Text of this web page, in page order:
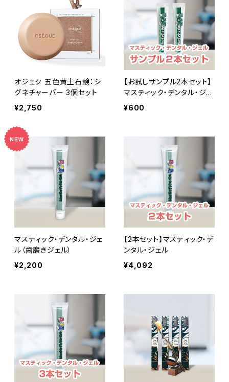
オジェク 五色黄土石鹸：シ
グネチャーバー 3個セット
¥2,750
【お試しサンプル2本セット】
マスティック・デンタル・ジェ
ル
¥600
マスティック・デンタル・ジェ
ル（歯磨きジェル）
¥2,200
【2本セット】マスティック・デ
ンタル・ジェル
¥4,092